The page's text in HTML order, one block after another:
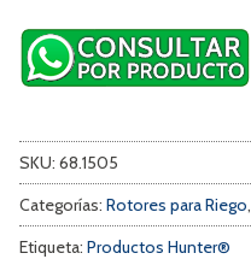
SKU: 68.1505
Categorías: Rotores para Riego,
Etiqueta: Productos Hunter®